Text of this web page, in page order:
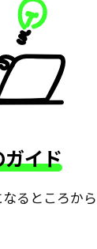
ガイド
るところか